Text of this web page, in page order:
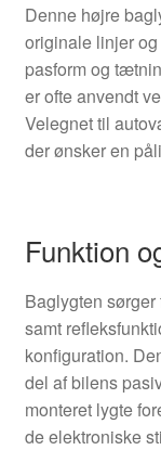
Denne højre
originale linjer
pasform og
er ofte anvendt
Velegnet til
der ønsker en
Funktion
Baglygten
samt
konfiguration.
del af bilens
monteret lygte
de elektroniske